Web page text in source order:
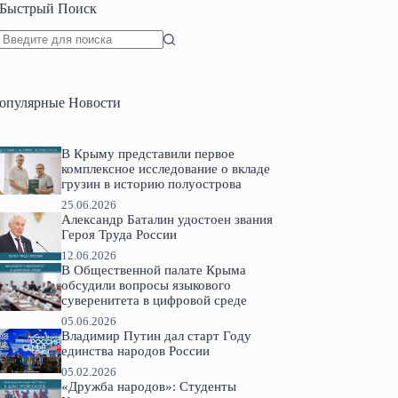
Быстрый Поиск
Новости
В Крыму представили первое
комплексное исследование о вкладе
грузин в историю полуострова
25.06.2026
Александр Баталин удостоен звания
Героя Труда России
12.06.2026
В Общественной палате Крыма
обсудили вопросы языкового
суверенитета в цифровой среде
05.06.2026
Владимир Путин дал старт Году
единства народов России
05.02.2026
«Дружба народов»: Студенты